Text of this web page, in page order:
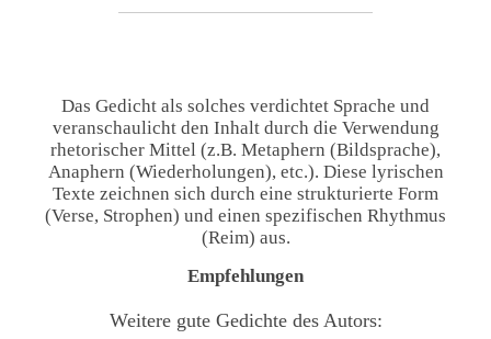
Das Gedicht als solches verdichtet Sprache und
veranschaulicht den Inhalt durch die Verwendung
rhetorischer Mittel (z.B. Metaphern (Bildsprache),
Anaphern (Wiederholungen), etc.). Diese lyrischen
Texte zeichnen sich durch eine strukturierte Form
(Verse, Strophen) und einen spezifischen Rhythmus
(Reim) aus.
Empfehlungen
Weitere gute Gedichte des Autors: